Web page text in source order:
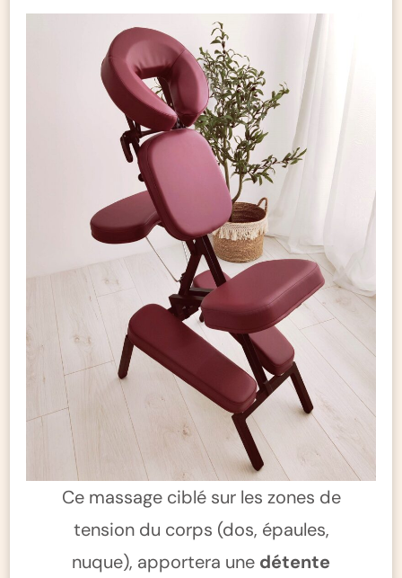
Ce massage ciblé sur les zones de
tension du corps (dos, épaules,
nuque), apportera une détente